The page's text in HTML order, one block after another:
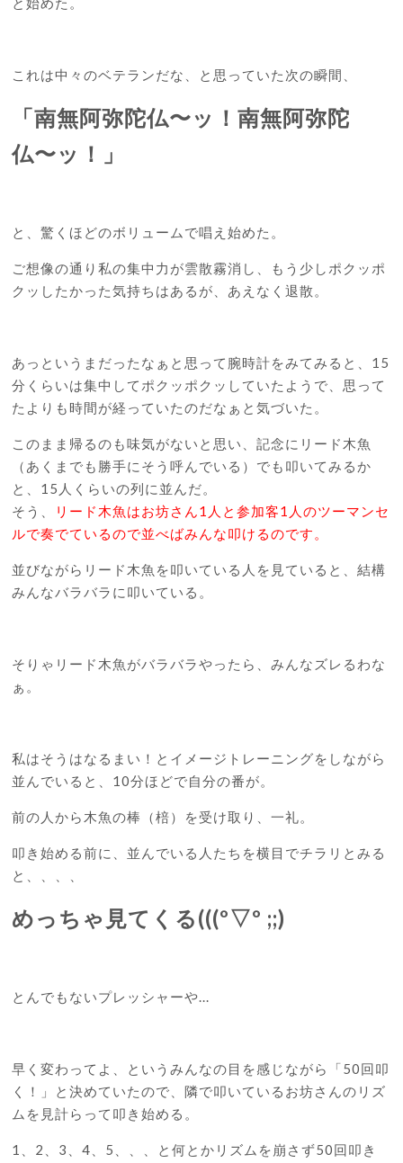
これは中々のベテランだな、と思っていた次の瞬間、
「南無阿弥陀仏〜ッ！南無阿弥陀
仏〜ッ！」
と、驚くほどのボリュームで唱え始めた。
ご想像の通り私の集中力が雲散霧消し、もう少しポクッポ
クッしたかった気持ちはあるが、あえなく退散。
あっというまだったなぁと思って腕時計をみてみると、15
分くらいは集中してポクッポクッしていたようで、思って
たよりも時間が経っていたのだなぁと気づいた。
このまま帰るのも味気がないと思い、記念にリード木魚
（あくまでも勝手にそう呼んでいる）でも叩いてみるか
と、15人くらいの列に並んだ。
そう、
リード木魚はお坊さん1人と参加客1人のツーマンセ
ルで奏でているので並べばみんな叩けるのです。
並びながらリード木魚を叩いている人を見ていると、結構
みんなバラバラに叩いている。
そりゃリード木魚がバラバラやったら、みんなズレるわな
ぁ。
私はそうはなるまい！とイメージトレーニングをしながら
並んでいると、10分ほどで自分の番が。
前の人から木魚の棒（棓）を受け取り、一礼。
叩き始める前に、並んでいる人たちを横目でチラリとみる
と、、、、
めっちゃ見てくる(((º▽º ;;)
とんでもないプレッシャーや...
早く変わってよ、というみんなの目を感じながら「50回叩
く！」と決めていたので、隣で叩いているお坊さんのリズ
ムを見計らって叩き始める。
1、2、3、4、5、、、と何とかリズムを崩さず50回叩き